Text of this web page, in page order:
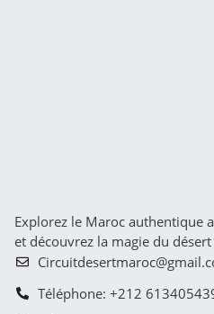
Explorez le Maroc authentique
et découvrez la magie du désert
Téléphone: +212